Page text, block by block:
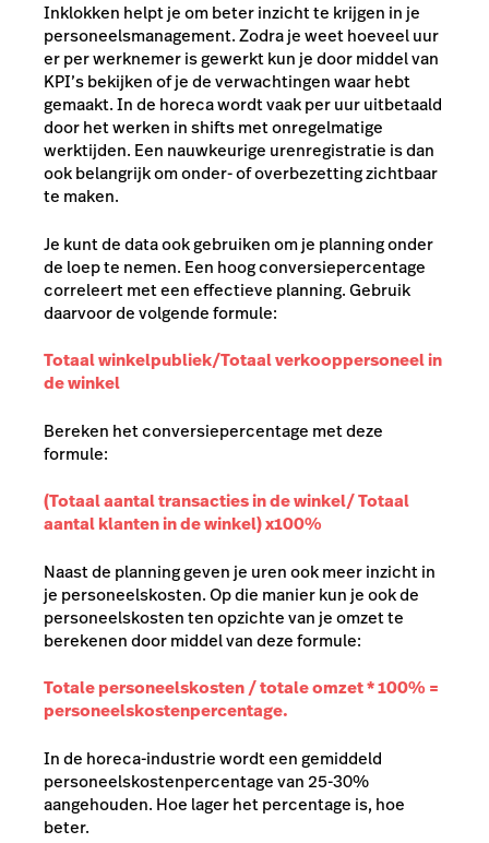
Inklokken helpt je om beter inzicht te krijgen in je
personeelsmanagement. Zodra je weet hoeveel uur
er per werknemer is gewerkt kun je door middel van
KPI’s bekijken of je de verwachtingen waar hebt
gemaakt. In de horeca wordt vaak per uur uitbetaald
door het werken in shifts met onregelmatige
werktijden. Een nauwkeurige urenregistratie is dan
ook belangrijk om onder- of overbezetting zichtbaar
te maken.
Je kunt de data ook gebruiken om je planning onder
de loep te nemen. Een hoog conversiepercentage
correleert met een effectieve planning. Gebruik
daarvoor de volgende formule:
Totaal winkelpubliek/Totaal verkooppersoneel in
de winkel
Bereken het conversiepercentage met deze
formule:
(Totaal aantal transacties in de winkel/ Totaal
aantal klanten in de winkel) x100%
Naast de planning geven je uren ook meer inzicht in
je personeelskosten. Op die manier kun je ook de
personeelskosten ten opzichte van je omzet te
berekenen door middel van deze formule:
Totale personeelskosten / totale omzet * 100% =
personeelskostenpercentage.
In de horeca-industrie wordt een gemiddeld
personeelskostenpercentage van 25-30%
aangehouden. Hoe lager het percentage is, hoe
beter.